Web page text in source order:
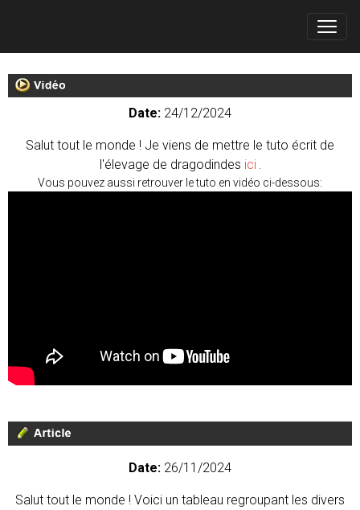
Date: 24/12/2024
Salut tout le monde ! Je viens de mettre le tuto écrit de
l'élevage de dragodindes ici .
Vous pouvez aussi retrouver le tuto en vidéo ci-dessous:
Date: 26/11/2024
Salut tout le monde ! Voici un tableau regroupant les divers